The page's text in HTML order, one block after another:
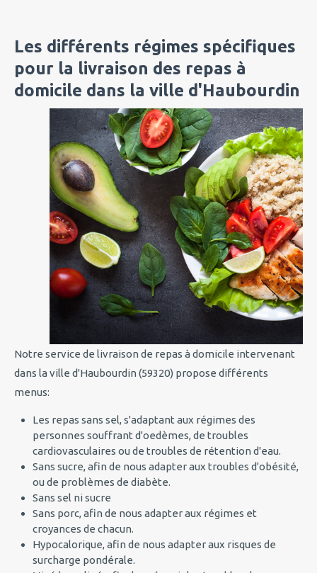
Les différents régimes spécifiques
pour la livraison des repas à
domicile dans la ville d'Haubourdin
Notre service de livraison de repas à domicile intervenant
dans la ville d'Haubourdin (59320) propose différents
menus:
Les repas sans sel, s'adaptant aux régimes des
personnes souffrant d'oedèmes, de troubles
cardiovasculaires ou de troubles de rétention d'eau.
Sans sucre, afin de nous adapter aux troubles d'obésité,
ou de problèmes de diabète.
Sans sel ni sucre
Sans porc, afin de nous adapter aux régimes et
croyances de chacun.
Hypocalorique, afin de nous adapter aux risques de
surcharge pondérale.